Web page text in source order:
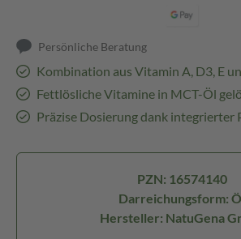
Persönliche Beratung
Kombination aus Vitamin A, D3, E
Fettlösliche Vitamine in MCT-Öl
Präzise Dosierung dank integrierter
PZN: 16574140
Darreichungsform:
Hersteller: NatuGena